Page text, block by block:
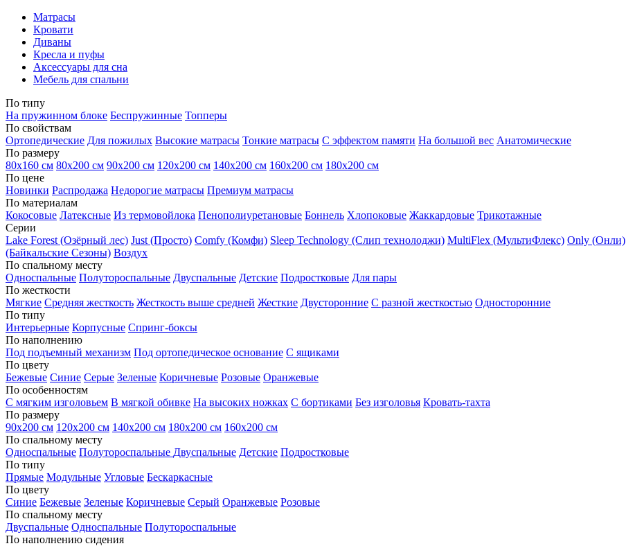
Матрасы
Кровати
Диваны
Кресла и пуфы
Аксессуары для сна
Мебель для спальни
По типу
На пружинном блоке Беспружинные Топперы
По свойствам
Ортопедические Для пожилых Высокие матрасы Тонкие матрасы С эффектом памяти На большой вес Анатомические
По размеру
80х160 см 80х200 см 90х200 см 120х200 см 140х200 см 160х200 см 180х200 см
По цене
Новинки Распродажа Недорогие матрасы Премиум матрасы
По материалам
Кокосовые Латексные Из термовойлока Пенополиуретановые Боннель Хлопоковые Жаккардовые Трикотажные
Серии
Lake Forest (Озёрный лес) Just (Просто) Comfy (Комфи) Sleep Technology (Слип технолоджи) MultiFlex (МультиФлекс) Only (Онли)
(Байкальские Сезоны) Воздух
По спальному месту
Односпальные Полутороспальные Двуспальные Детские Подростковые Для пары
По жесткости
Мягкие Средняя жесткость Жесткость выше средней Жесткие Двусторонние С разной жесткостью Односторонние
По типу
Интерьерные Корпусные Спринг-боксы
По наполнению
Под подъемный механизм Под ортопедическое основание С ящиками
По цвету
Бежевые Синие Серые Зеленые Коричневые Розовые Оранжевые
По особенностям
С мягким изголовьем В мягкой обивке На высоких ножках С бортиками Без изголовья Кровать-тахта
По размеру
90х200 см 120х200 см 140х200 см 180х200 см 160х200 см
По спальному месту
Односпальные Полутороспальные Двуспальные Детские Подростковые
По типу
Прямые Модульные Угловые Бескаркасные
По цвету
Синие Бежевые Зеленые Коричневые Серый Оранжевые Розовые
По спальному месту
Двуспальные Односпальные Полутороспальные
По наполнению сидения